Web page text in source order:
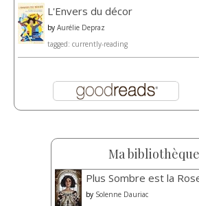
L'Envers du décor
by Aurélie Depraz
tagged: currently-reading
Ma bibliothèque
Plus Sombre est la
by Solenne Dauriac